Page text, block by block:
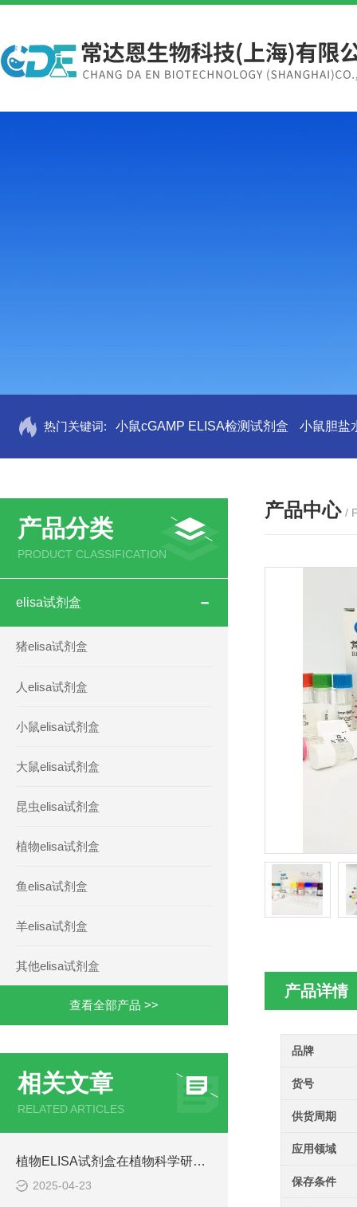
热门关键词: 小鼠cGAMP ELISA检测试剂盒 小鼠胆盐
产品分类
PRODUCT CLASSIFICATION
elisa试剂盒
猪elisa试剂盒
人elisa试剂盒
小鼠elisa试剂盒
大鼠elisa试剂盒
昆虫elisa试剂盒
植物elisa试剂盒
鱼elisa试剂盒
羊elisa试剂盒
其他elisa试剂盒
查看全部产品 >>
相关文章
RELATED ARTICLES
植物ELISA试剂盒在植物科学研究中发挥着重要作用
2025-04-23
产品中心 /
产品详情
品牌
货号
供货周期
应用领域
保存条件